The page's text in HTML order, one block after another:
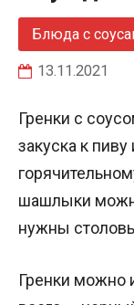
Блюда с
13.11.2021
Гренки с
закуска к
шашлыки
нужны
Гренки можно